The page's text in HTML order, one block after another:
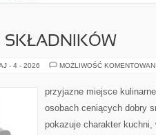
SKŁADNIKÓW
- 4 - 2026 MOŻLIWOŚĆ
przyjazne miejsce
osobach ceniących dobry
pokazuje charakter